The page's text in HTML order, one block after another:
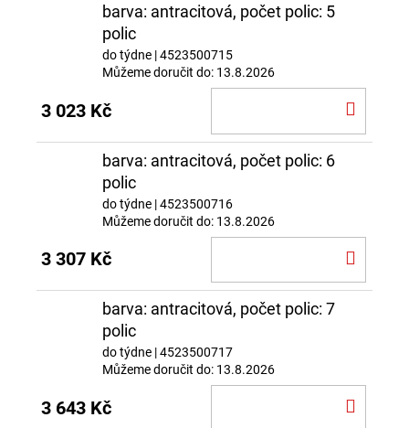
barva: antracitová, počet polic: 5
polic
do týdne | 4523500715
Můžeme doručit do: 13.8.2026
3 023 Kč
barva: antracitová, počet polic: 6
polic
do týdne | 4523500716
Můžeme doručit do: 13.8.2026
3 307 Kč
barva: antracitová, počet polic: 7
polic
do týdne | 4523500717
Můžeme doručit do: 13.8.2026
3 643 Kč